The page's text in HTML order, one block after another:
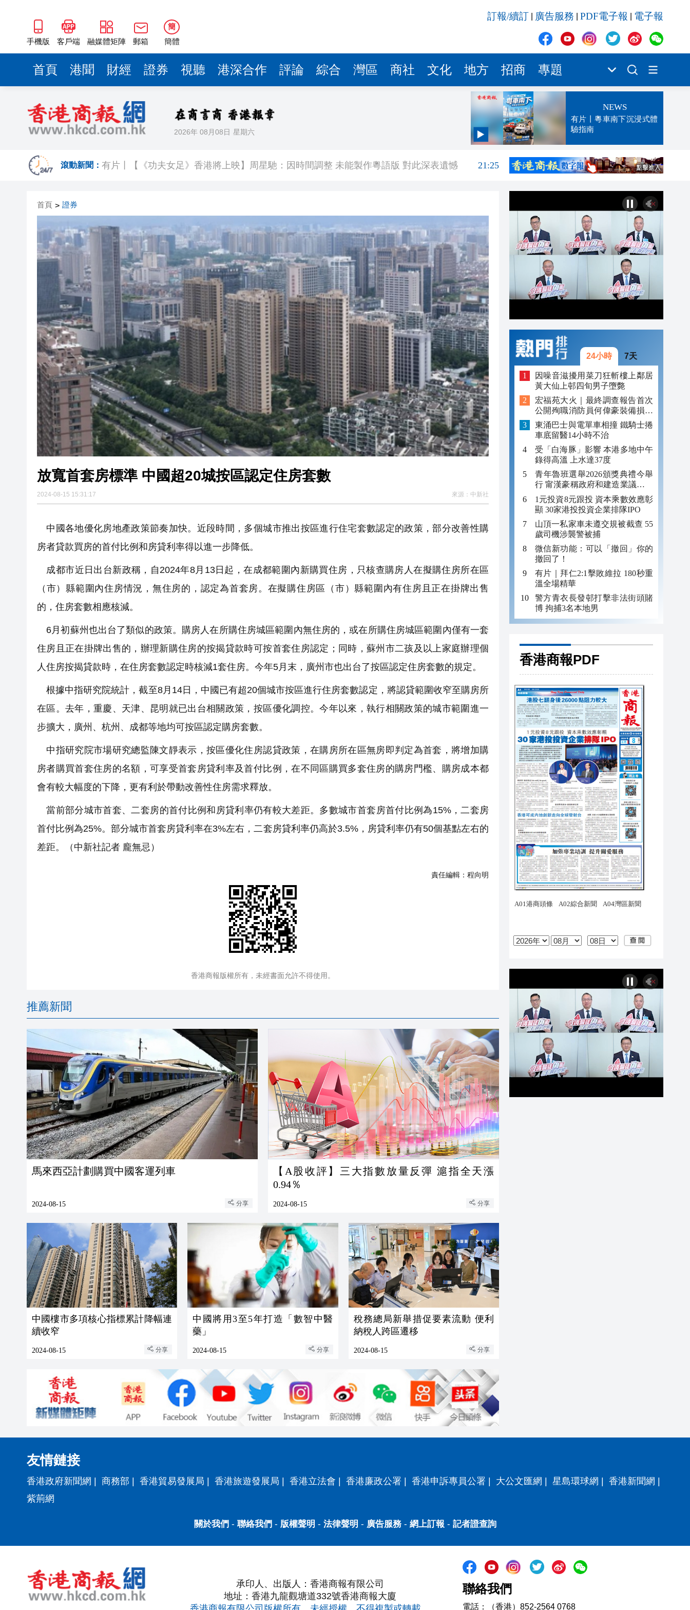
手機版 客戶端 融媒體矩陣 郵箱
簡
簡體
訂報/續訂 廣告服務 PDF電子報 電子報
首頁 港聞 財經 證券 視聽 港深合作 評論 綜合 灣區 商社 文化 地方 招商 專題
2026年 08月08日 星期六
NEWS
有片丨粵車南下沉浸式體
驗指南
滾動新聞：
有片丨【《功夫女足》香港將上映】周星馳：因時間調整 未能製作粵語版 對此深表遺憾
21:25
有片丨《功夫女足》將登香港銀幕 周星馳率團隊造勢 劉嘉玲迪麗熱巴等驚喜現身
20:34
「滬港澳台青少年體育舞蹈交流活動」圓滿舉行
20:22
風雨過後八桂安好｜桂港直航加持 廣西推出港澳遊客門票五折優惠力拓暑期入境市場
20:21
相約深圳，見證奇蹟 國際消費與出海服務雙輪驅動
20:17
首頁 > 證券
放寬首套房標準 中國超20城按區認定住房套數
2024-08-15 15:31:17 來源： 中新社
中國各地優化房地產政策節奏加快。近段時間，多個城市推出按區進行住宅套數認定的政策，部分改善性購
房者貸款買房的首付比例和房貸利率得以進一步降低。
成都市近日出台新政稱，自2024年8月13日起，在成都範圍內新購買住房，只核查購房人在擬購住房所在區
（市）縣範圍內住房情況，無住房的，認定為首套房。在擬購住房區（市）縣範圍內有住房且正在掛牌出售
的，住房套數相應核減。
6月初蘇州也出台了類似的政策。購房人在所購住房城區範圍內無住房的，或在所購住房城區範圍內僅有一套
住房且正在掛牌出售的，辦理新購住房的按揭貸款時可按首套住房認定；同時，蘇州市二孩及以上家庭辦理個
人住房按揭貸款時，在住房套數認定時核減1套住房。今年5月末，廣州市也出台了按區認定住房套數的規定。
根據中指研究院統計，截至8月14日，中國已有超20個城市按區進行住房套數認定，將認貸範圍收窄至購房所
在區。去年，重慶、天津、昆明就已出台相關政策，按區優化調控。今年以來，執行相關政策的城市範圍進一
步擴大，廣州、杭州、成都等地均可按區認定購房套數。
中指研究院市場研究總監陳文靜表示，按區優化住房認貸政策，在購房所在區無房即判定為首套，將增加購
房者購買首套住房的名額，可享受首套房貸利率及首付比例，在不同區購買多套住房的購房門檻、購房成本都
會有較大幅度的下降，更有利於帶動改善性住房需求釋放。
當前部分城市首套、二套房的首付比例和房貸利率仍有較大差距。多數城市首套房首付比例為15%，二套房
首付比例為25%。部分城市首套房貸利率在3%左右，二套房貸利率仍高於3.5%，房貸利率仍有50個基點左右的
差距。（中新社記者 龐無忌）
責任編輯： 程向明
香港商報版權所有，未經書面允許不得使用。
推薦新聞
馬來西亞計劃購買中國客運列車
2024-08-15 分享
【A股收評】三大指數放量反彈 滬指全天漲
0.94％
2024-08-15 分享
中國樓市多項核心指標累計降幅連
續收窄
2024-08-15 分享
中國將用3至5年打造「數智中醫
藥」
2024-08-15 分享
稅務總局新舉措促要素流動 便利
納稅人跨區遷移
2024-08-15 分享
24小時 7天
因噪音滋擾用菜刀狂斬樓上鄰居
黃大仙上邨四旬男子墮斃
宏福苑大火｜最終調查報告首次
公開殉職消防員何偉豪裝備損毀
照片
東涌巴士與電單車相撞 鐵騎士捲
車底留醫14小時不治
受「白海豚」影響 本港多地中午
錄得高溫 上水達37度
青年魯班選舉2026頒獎典禮今舉
行 甯漢豪稱政府和建造業議會做
好培訓工作
1元投資8元跟投 資本乘數效應彰
顯 30家港投投資企業排隊IPO
山頂一私家車未遵交規被截查 55
歲司機涉襲警被捕
微信新功能：可以「撤回」你的
撤回了！
有片｜拜仁2:1擊敗維拉 180秒重
溫全場精華
警方青衣長發邨打擊非法街頭賭
博 拘捕3名本地男
香港商報PDF
友情鏈接
香港政府新聞網 商務部 香港貿易發展局 香港旅遊發展局 香港立法會 香港廉政公署 香港申訴專員公署 大公文匯網 星島環球網 香港新聞網
紫荊網
關於我們 - 聯絡我們 - 版權聲明 - 法律聲明 - 廣告服務- 網上訂報 - 記者證查詢
承印人、出版人：香港商報有限公司
地址：香港九龍觀塘道332號香港商報大廈
聯絡我們
電話：（香港）852-2564 0768